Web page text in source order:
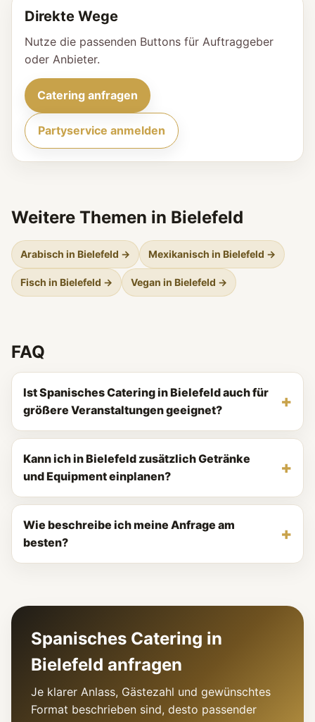
Direkte Wege
Nutze die passenden Buttons für Auftraggeber
oder Anbieter.
Catering anfragen
Partyservice anmelden
Weitere Themen in Bielefeld
Arabisch in Bielefeld → Mexikanisch in Bielefeld →
Fisch in Bielefeld → Vegan in Bielefeld →
FAQ
Ist Spanisches Catering in Bielefeld auch für
größere Veranstaltungen geeignet?
Kann ich in Bielefeld zusätzlich Getränke
und Equipment einplanen?
Wie beschreibe ich meine Anfrage am
besten?
Spanisches Catering in
Bielefeld anfragen
Je klarer Anlass, Gästezahl und gewünschtes
Format beschrieben sind, desto passender